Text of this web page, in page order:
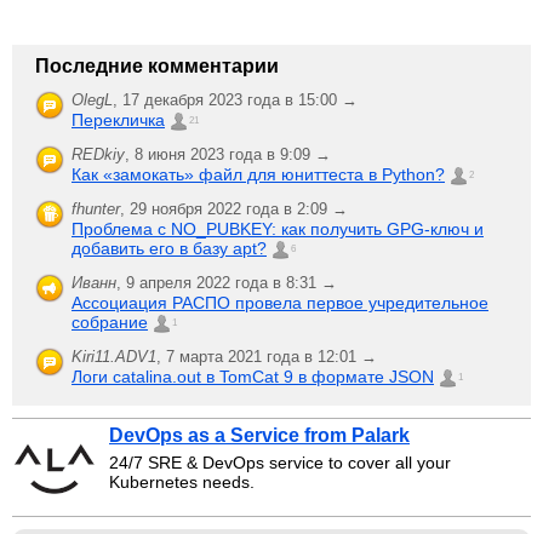
Последние комментарии
OlegL, 17 декабря 2023 года в 15:00 →
Перекличка 21
REDkiy, 8 июня 2023 года в 9:09 →
Как «замокать» файл для юниттеста в Python? 2
fhunter, 29 ноября 2022 года в 2:09 →
Проблема с NO_PUBKEY: как получить GPG-ключ и
добавить его в базу apt?
6
Иванн, 9 апреля 2022 года в 8:31 →
Ассоциация РАСПО провела первое учредительное
собрание
1
Kiri11.ADV1, 7 марта 2021 года в 12:01 →
Логи catalina.out в TomCat 9 в формате JSON 1
DevOps as a Service from Palark
24/7 SRE & DevOps service to cover all your
Kubernetes needs.